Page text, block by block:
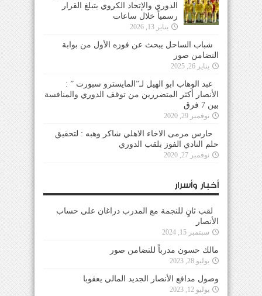
الدوري والإتحاد الكروي يتبلغ القرار
رسمياً خلال ساعات
يناير 13, 2026
شباب الساحل يبحث عن فوزه الأول من بوابة
التضامن صور
يناير 26, 2025
عبد الوهاب ابو الهيل لـ”المايسترو سبورت ” :
الأنصار أكثر المتضررين من توقف الدوري والمنافسة
بين 7 فرق
نوفمبر 29, 2020
حارس مرمى الاخاء الاهلي شاكر وهبه : لتحقيق
حلم النادي الفوز بلقب الدوري
نوفمبر 27, 2020
أخبار وأسرار
لقب ثانٍ للنجمة مع المدرب دراغان على حساب
الأنصار
سبتمبر 15, 2024
مالك حسون مدرباً للتضامن صور
يوليو 28, 2023
وصول مدافع الأنصار الجديد المالي يعقوبا
يوليو 12, 2023